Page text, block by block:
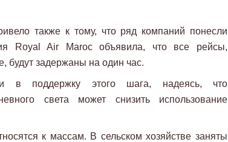
также к тому, что ряд компаний понесли
Royal Air Maroc объявила, что все рейсы,
будут задержаны на один час.
в поддержку этого шага, надеясь, что
света может снизить использование
к массам. В сельском хозяйстве заняты